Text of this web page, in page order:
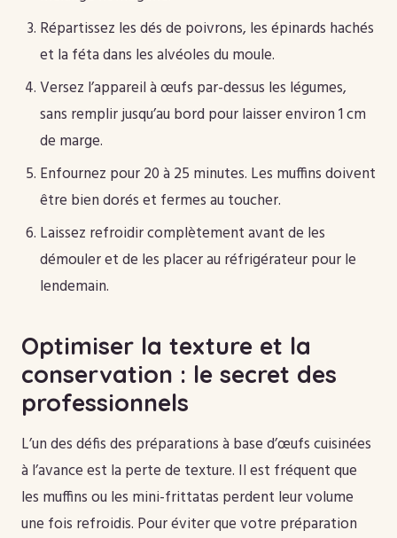
Répartissez les dés de poivrons, les épinards hachés
et la féta dans les alvéoles du moule.
Versez l’appareil à œufs par-dessus les légumes,
sans remplir jusqu’au bord pour laisser environ 1 cm
de marge.
Enfournez pour 20 à 25 minutes. Les muffins doivent
être bien dorés et fermes au toucher.
Laissez refroidir complètement avant de les
démouler et de les placer au réfrigérateur pour le
lendemain.
Optimiser la texture et la
conservation : le secret des
professionnels
L’un des défis des préparations à base d’œufs cuisinées
à l’avance est la perte de texture. Il est fréquent que
les muffins ou les mini-frittatas perdent leur volume
une fois refroidis. Pour éviter que votre préparation